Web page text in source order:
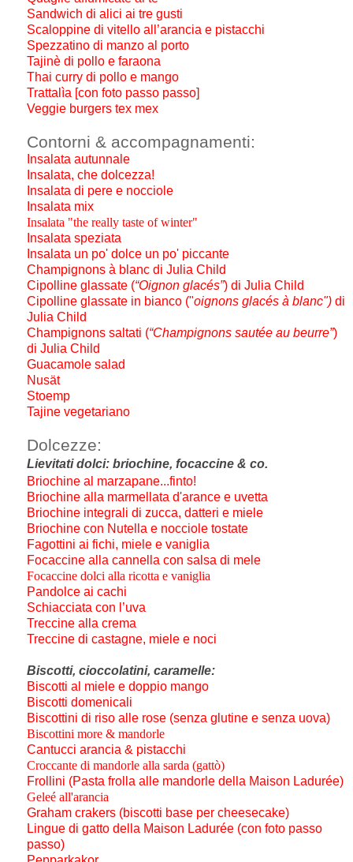
Sandwich di alici ai tre gusti
Scaloppine di vitello all’arancia e pistacchi
Spezzatino di manzo al porto
Tajinè di pollo e faraona
Thai curry di pollo e mango
Trattalìa [con foto passo passo]
Veggie burgers tex mex
Contorni & accompagnamenti:
Insalata autunnale
Insalata, che dolcezza!
Insalata di pere e nocciole
Insalata mix
Insalata "the really taste of winter"
Insalata speziata
Insalata un po' dolce un po' piccante
Champignons à blanc di Julia Child
Cipolline glassate (“Oignon glacés”) di Julia Child
Cipolline glassate in bianco ("oignons glacés à blanc") di
Julia Child
Champignons saltati (“Champignons sautée au beurre”)
di Julia Child
Guacamole salad
Nusät
Stoemp
Tajine vegetariano
Dolcezze:
Lievitati dolci: briochine, focaccine & co.
Briochine al marzapane...finto!
Briochine alla marmellata d'arance e uvetta
Briochine integrali di zucca, datteri e miele
Briochine con Nutella e nocciole tostate
Fagottini ai fichi, miele e vaniglia
Focaccine alla cannella con salsa di mele
Focaccine dolci alla ricotta e vaniglia
Pandolce ai cachi
Schiacciata con l’uva
Treccine alla crema
Treccine di castagne, miele e noci
Biscotti, cioccolatini, caramelle:
Biscotti al miele e doppio mango
Biscotti domenicali
Biscottini di riso alle rose (senza glutine e senza uova)
Biscottini more & mandorle
Cantucci arancia & pistacchi
Croccante di mandorle alla sarda (gattò)
Frollini (Pasta frolla alle mandorle della Maison Ladurée)
Geleé all'arancia
Graham crakers (biscotti base per cheesecake)
Lingue di gatto della Maison Ladurée (con foto passo
passo)